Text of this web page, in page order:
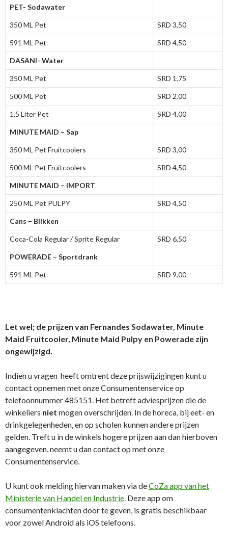
PET- Sodawater
350 ML Pet SRD 3,50
591 ML Pet SRD 4,50
DASANI- Water
350 ML Pet SRD 1,75
500 ML Pet SRD 2,00
1.5 Liter Pet SRD 4,00
MINUTE MAID – Sap
350 ML Pet Fruitcoolers SRD 3,00
500 ML Pet Fruitcoolers SRD 4,50
MINUTE MAID – IMPORT
250 ML Pet PULPY SRD 4,50
Cans – Blikken
Coca-Cola Regular / Sprite Regular SRD 6,50
POWERADE – Sportdrank
591 ML Pet SRD 9,00
Let wel; de prijzen van Fernandes Sodawater, Minute
Maid Fruitcooler, Minute Maid Pulpy en Powerade zijn
ongewijzigd.
Indien u vragen heeft omtrent deze prijswijzigingen kunt u
contact opnemen met onze Consumentenservice op
telefoonnummer 485151. Het betreft adviesprijzen die de
winkeliers niet mogen overschrijden. In de horeca, bij eet- en
drinkgelegenheden, en op scholen kunnen andere prijzen
gelden. Treft u in de winkels hogere prijzen aan dan hierboven
aangegeven, neemt u dan contact op met onze
Consumentenservice.
U kunt ook melding hiervan maken via deCoZa app van het
Ministerie van Handel en Industrie. Deze app om
consumentenklachten door te geven, is gratis beschikbaar
voor zowel Android als iOS telefoons.